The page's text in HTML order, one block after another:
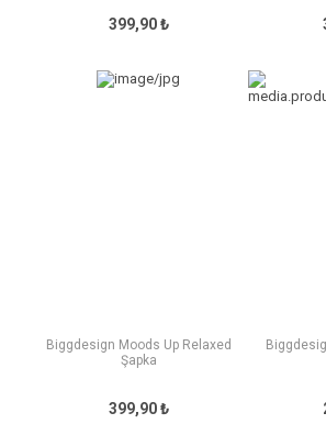
399,90 ₺
Biggdesign Moods Up Relaxed
Şapka
399,90 ₺